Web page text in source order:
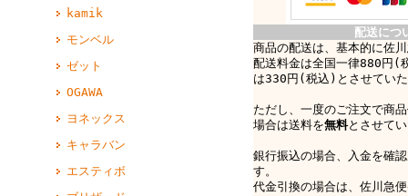
kamik
モンベル
ゼット
OGAWA
ヨネックス
キャラバン
エスティボ
配送につ
商品の配送は、基本的に佐
配送料金は全国一律880円(
は330円(税込)とさせてい
ただし、一度のご注文で商
場合は送料を無料とさせて
銀行振込の場合、入金を確
す。
代金引換の場合は、佐川